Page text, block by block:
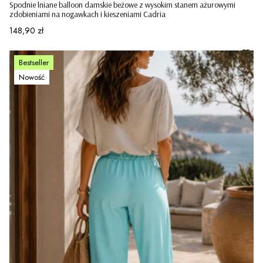
Spodnie lniane balloon damskie beżowe z wysokim stanem ażurowymi
zdobieniami na nogawkach i kieszeniami Cadria
Cena
148,90 zł
Bestseller
Nowość